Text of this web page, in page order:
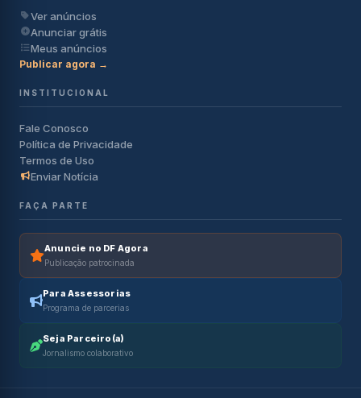
Ver anúncios
Anunciar grátis
Meus anúncios
Publicar agora →
INSTITUCIONAL
Fale Conosco
Política de Privacidade
Termos de Uso
Enviar Notícia
FAÇA PARTE
Anuncie no DF Agora
Publicação patrocinada
Para Assessorias
Programa de parcerias
Seja Parceiro(a)
Jornalismo colaborativo